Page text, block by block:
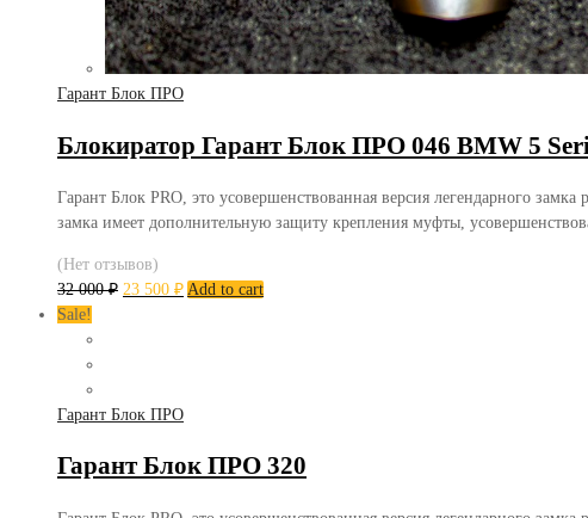
Гарант Блок ПРО
Блокиратор Гарант Блок ПРО 046 BMW 5
Гарант Блок PRO, это усовершенствованная версия легендарного
замка имеет дополнительную защиту крепления муфты,
(Нет отзывов)
32 000₽ 23 500 ₽ Add to cart
Sale!
Гарант Блок ПРО
Гарант Блок ПРО 320